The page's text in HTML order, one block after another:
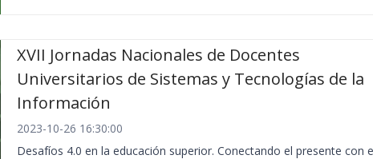
XVII Jornadas Nacionales de Docentes
Universitarios de Sistemas y Tecnologías de la
Información
2023-10-26 16:30:00
Desafíos 4.0 en la educación superior. Conectando el presente con